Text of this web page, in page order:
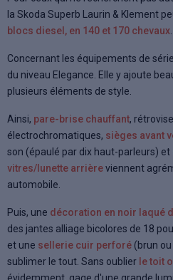
la Skoda Superb Laurin & Klement
blocs diesel, en 140 et 170 chevaux
Concernant les équipements de
du niveau Elegance. Elle y ajoute
plusieurs éléments de style.
Ainsi, pare-brise chauffant,
électrochromatiques, sièges avant
son (épaulé par dix haut-parleurs) et
vitres/lunette arrièreviennent
automobile.
Puis, une décoration en noir laqué
des jantes alliage bicolores de 18
et une sellerie cuir perforé (brun
sublimer le tout. Sans oublier le toit